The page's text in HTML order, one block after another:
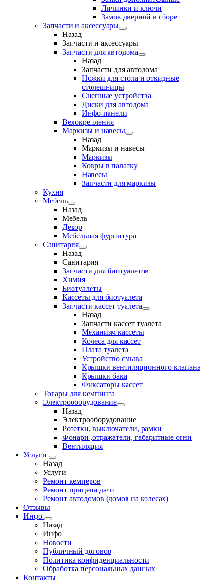
Личинки и ключи
Замок дверной в сборе
Запчасти и аксессуары
Назад
Запчасти и аксессуары
Запчасти для автодома
Назад
Запчасти для автодома
Ножки для стола и откидные
столешницы
Сцепные устройства
Диски для автодома
Инфо-панели
Велокрепления
Маркизы и навесы
Назад
Маркизы и навесы
Маркизы
Ковры в палатку
Навесы
Запчасти для маркизы
Кухня
Мебель
Назад
Мебель
Декор
Мебельная фурнитура
Санитария
Назад
Санитария
Запчасти для биотуалетов
Химия
Биотуалеты
Кассеты для биотуалета
Запчасти кассет туалета
Назад
Запчасти кассет туалета
Механизм кассеты
Колеса для кассет
Плата туалета
Устройство смыва
Крышки вентиляционного клапана
Крышки бака
Фиксаторы кассет
Товары для кемпинга
Электрооборудование
Назад
Электрооборудование
Розетки, выключатели, рамки
Фонари ,отражатели, габаритные огни
Вентиляция
Услуги
Назад
Услуги
Ремонт кемперов
Ремонт прицепа дачи
Ремонт автодомов (домов на колесах)
Отзывы
Инфо
Назад
Инфо
Новости
Публичный договор
Политика конфиденциальности
Обработка персональных данных
Контакты